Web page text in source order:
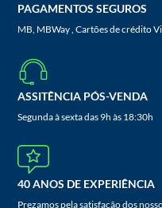
PAGAMENTOS SEGUROS
MB, MBWay , Cartões de crédito
ASSITÊNCIA PÓS-VENDA
Segunda à sexta das 9h às 18:30h
40 ANOS DE EXPERIÊNCIA
Prezamos pela satisfação dos